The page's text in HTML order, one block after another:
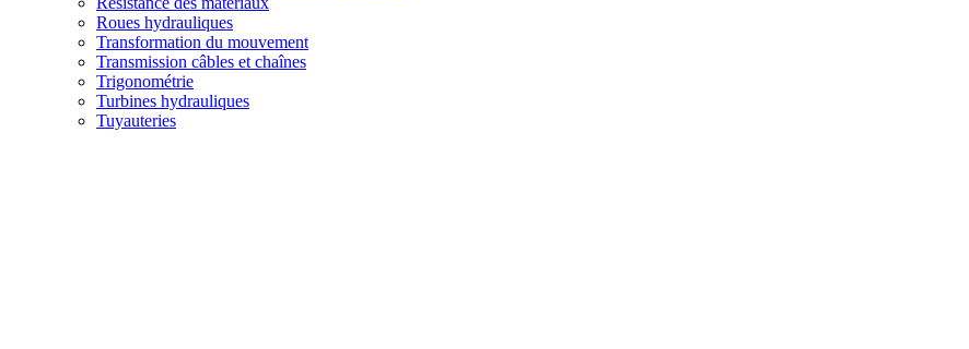
Roues hydrauliques
Transformation du mouvement
Transmission câbles et chaînes
Trigonométrie
Turbines hydrauliques
Tuyauteries